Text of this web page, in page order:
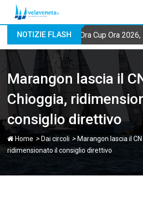
NOTIZIE FLASH Ora Cup Ora
Marangon lascia il
Chioggia,
consiglio direttivo
Home > Dai circoli > Marangon lascia il
ridimensionato il consiglio direttivo